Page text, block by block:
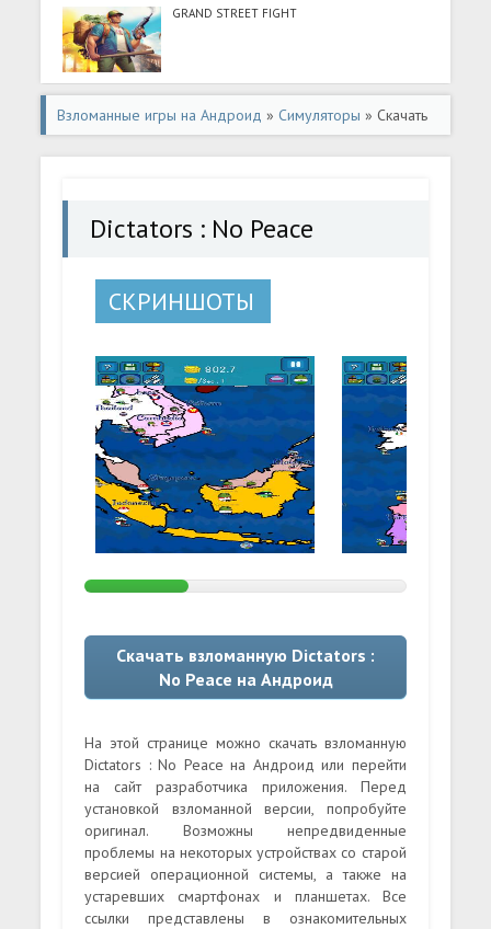
GRAND STREET FIGHT
Взломанные игры на Андроид » Симуляторы » Скачать
Dictators : No Peace (Много монет) на Андроид
Dictators : No Peace
СКРИНШОТЫ
Скачать взломанную Dictators :
No Peace на Андроид
На этой странице можно скачать взломанную
Dictators : No Peace на Андроид или перейти
на сайт разработчика приложения. Перед
установкой взломанной версии, попробуйте
оригинал. Возможны непредвиденные
проблемы на некоторых устройствах со старой
версией операционной системы, а также на
устаревших смартфонах и планшетах. Все
ссылки представлены в ознакомительных